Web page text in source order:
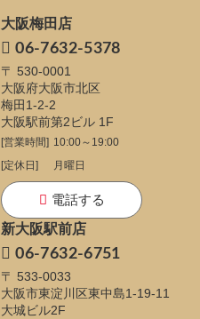
大阪梅田店
06-7632-5378
〒 530-0001
大阪府大阪市北区
梅田1-2-2
大阪駅前第2ビル 1F
[営業時間] 10:00～19:00
[定休日]
月曜日
電話する
新大阪駅前店
06-7632-6751
〒 533-0033
大阪市東淀川区東中島1-19-11
大城ビル2F